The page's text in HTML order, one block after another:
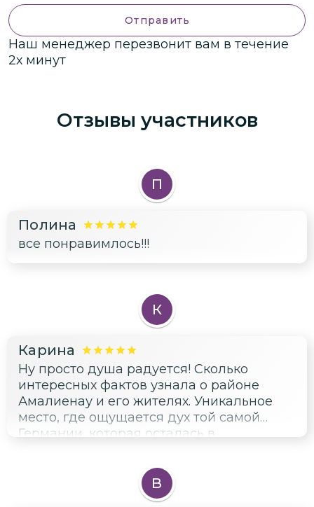
Отправить
Наш менеджер перезвонит вам в течение
2х минут
Отзывы участников
П
Полина
все понравимлось!!!
К
Карина
Ну просто душа радуется! Сколько
интересных фактов узнала о районе
Амалиенау и его жителях. Уникальное
место, где ощущается дух той самой
Германии, которая осталась в
тёплый приём гида Иры помогли
получить максимум удовольствия от
экскурсии. Такое путешествие
В